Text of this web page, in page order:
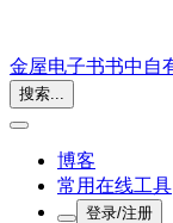
金屋电子书书中自
搜索...
博客
常用在线工具
登录/注册